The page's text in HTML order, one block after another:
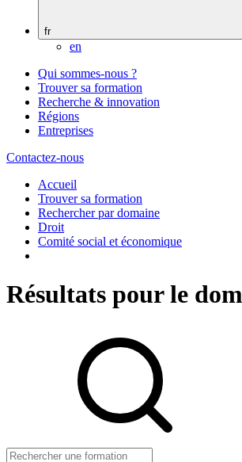
fr
en
Qui sommes-nous ?
Trouver sa formation
Recherche & innovation
Régions
Entreprises
Contactez-nous
Accueil
Trouver sa formation
Rechercher par domaine
Droit
Comité social et économique
Résultats pour le